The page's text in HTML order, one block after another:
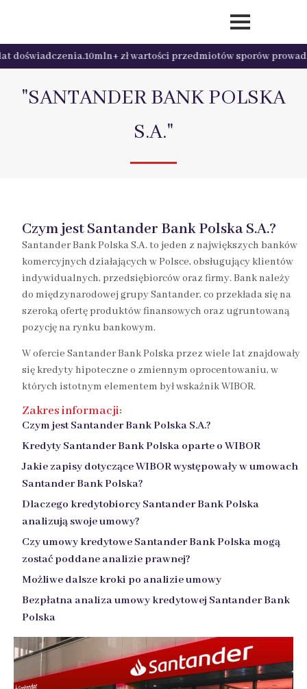
doświadczenia.10mln+ zł wartości przedmiotów sporów
"SANTANDER BANK POLSKA
S.A."
Czym jest Santander Bank Polska S.A.?
Santander Bank Polska S.A. to jeden z największych banków
komercyjnych działających w Polsce, obsługujący klientów
indywidualnych, przedsiębiorców oraz firmy. Bank należy
do międzynarodowej grupy Santander, co przekłada się na
szeroką ofertę produktów finansowych oraz ugruntowaną
pozycję na rynku bankowym.
W ofercie Santander Bank Polska przez wiele lat znajdowały
się kredyty hipoteczne o zmiennym oprocentowaniu, w
których istotnym elementem był wskaźnik WIBOR.
Zakres informacji:
Czym jest Santander Bank Polska S.A.?
Kredyty Santander Bank Polska oparte o WIBOR
Jakie zapisy dotyczące WIBOR występowały w umowach
Santander Bank Polska?
Dlaczego kredytobiorcy Santander Bank Polska
analizują swoje umowy?
Czy umowy kredytowe Santander Bank Polska mogą
zostać poddane analizie prawnej?
Możliwe dalsze kroki po analizie umowy
Bezpłatna analiza umowy kredytowej Santander Bank
Polska